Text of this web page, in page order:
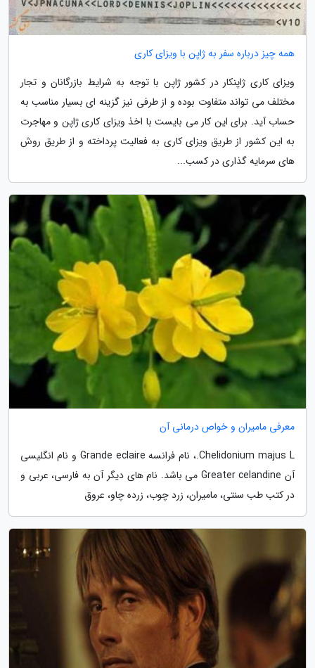
همه چیز درباره سفر به ژاپن با ویزای کاری
ویزای کاری ژاپنکار در کشور ژاپن با توجه به شرایط بازرگانان و تجار
مختلف می تواند متفاوت بوده و از طرفی نیز گزینه ای بسیار مناسب به
حساب آید. برای این کار می بایست با اخذ ویزای کاری ژاپن و مهاجرت
به این کشور از طریق ویزای کاری به فعالیت پرداخته و از طریق روش
های سرمایه گذاری در کسب...
معرفی مامیران و خواص درمانی آن
Chelidonium majus L.، نام فرانسه Grande eclaire و نام انگلیسی
آن Greater celandine می باشد. نام های دیگر آن به فارسی، عربی و
در کتب طب سنتی، مامیران، زرد چوب، زرده چاو، عروق